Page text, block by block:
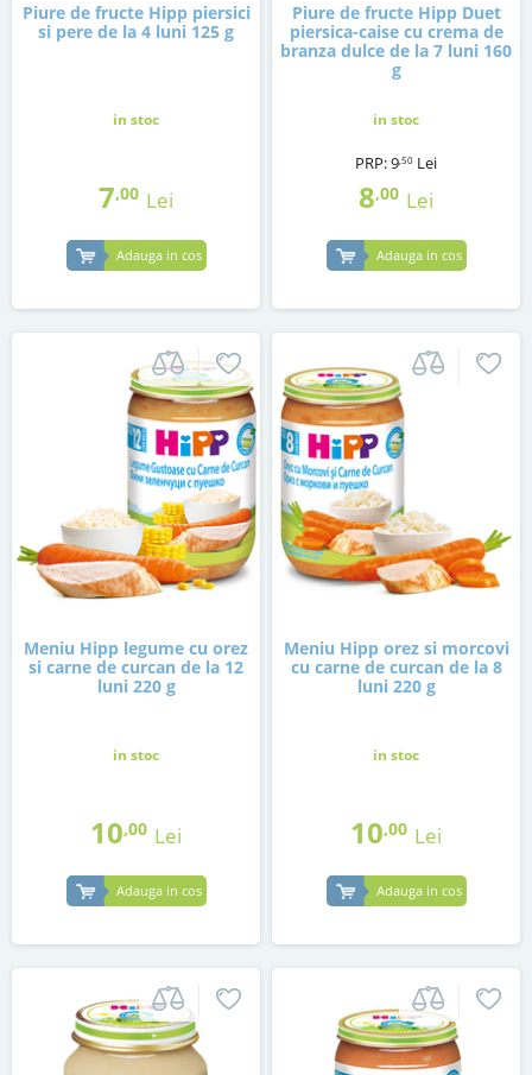
Piure de fructe Hipp piersici
si pere de la 4 luni 125 g
in stoc
7,00 Lei
Adauga in cos
Piure de fructe Hipp Duet
piersica-caise cu crema de
branza dulce de la 7 luni 160
g
in stoc
PRP:9,50 Lei
8,00 Lei
Adauga in cos
Meniu Hipp legume cu orez
si carne de curcan de la 12
luni 220 g
in stoc
10,00 Lei
Adauga in cos
Meniu Hipp orez si morcovi
cu carne de curcan de la 8
luni 220 g
in stoc
10,00 Lei
Adauga in cos